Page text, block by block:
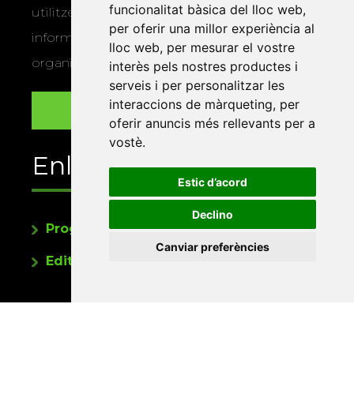
funcionalitat bàsica del lloc web,
per oferir una millor experiència al
lloc web, per mesurar el vostre
interès pels nostres productes i
serveis i per personalitzar les
interaccions de màrqueting, per
oferir anuncis més rellevants per a
vostè.
Estic d’acord
Declino
Canviar preferències
utilitzem les vostres dades per a enviar-vos
informació sobre els actes i activitats que
organitza la Xarxa Vives.
Enllaços
Programa de publicacions
Editorials universitàries a Twitter